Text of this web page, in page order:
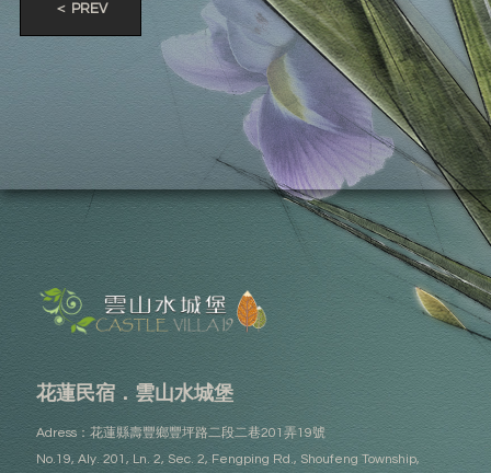
＜ PREV
花蓮民宿．雲山水城堡
Adress：花蓮縣壽豐鄉豐坪路二段二巷201弄19號
No.19, Aly. 201, Ln. 2, Sec. 2, Fengping Rd., Shoufeng Township,